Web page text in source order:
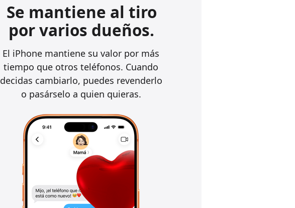
Se mantiene al tiro
por varios dueños.
El iPhone mantiene su valor por más
tiempo que otros teléfonos. Cuando
decidas cambiarlo, puedes revenderlo
o pasárselo a quien quieras.